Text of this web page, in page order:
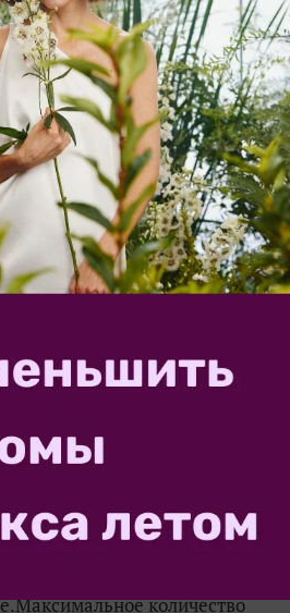
И решила немного
поопубликовать статьи и
очень понравилось.
здесь близких по духу и
13:35
об отпугивателе
почти каждый садовод-
эти животные прорывают
корни, что приводит к
19:37 в клуб «
количество